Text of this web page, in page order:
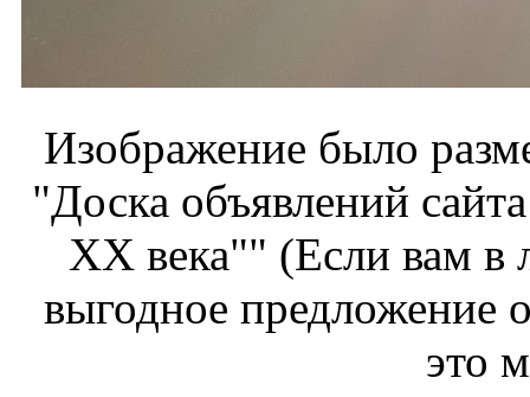
Изображение было
"Доска объявлений
ХХ века"" (Если вам в
выгодное предложение
это